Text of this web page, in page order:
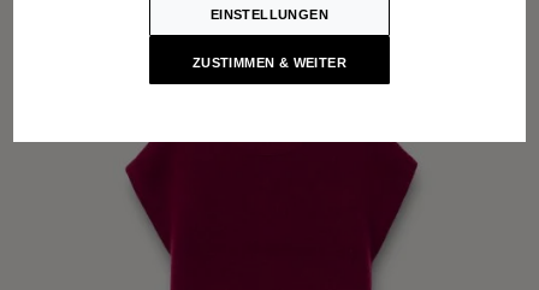
EINSTELLUNGEN
ZUSTIMMEN & WEITER